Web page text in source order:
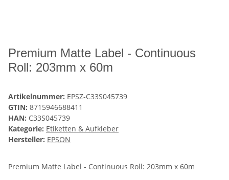
Premium Matte Label - Continuous
Roll: 203mm x 60m
Artikelnummer: EPSZ-C33S045739
GTIN: 8715946688411
HAN: C33S045739
Kategorie: Etiketten & Aufkleber
Hersteller: EPSON
Premium Matte Label - Continuous Roll: 203mm x 60m